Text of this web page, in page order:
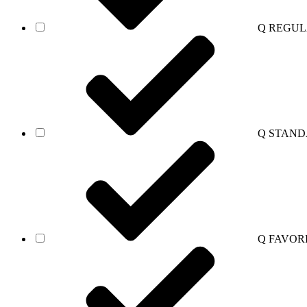
Q
Q
Q